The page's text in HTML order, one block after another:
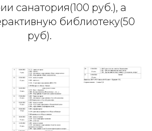
санатория(100 руб.), а
библиотеку(50
руб).